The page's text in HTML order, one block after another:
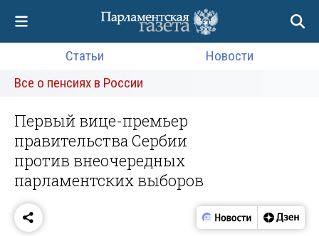
Статьи
Новости
Все о пенсиях в России
Первый вице-премьер
правительства Сербии
против внеочередных
парламентских выборов